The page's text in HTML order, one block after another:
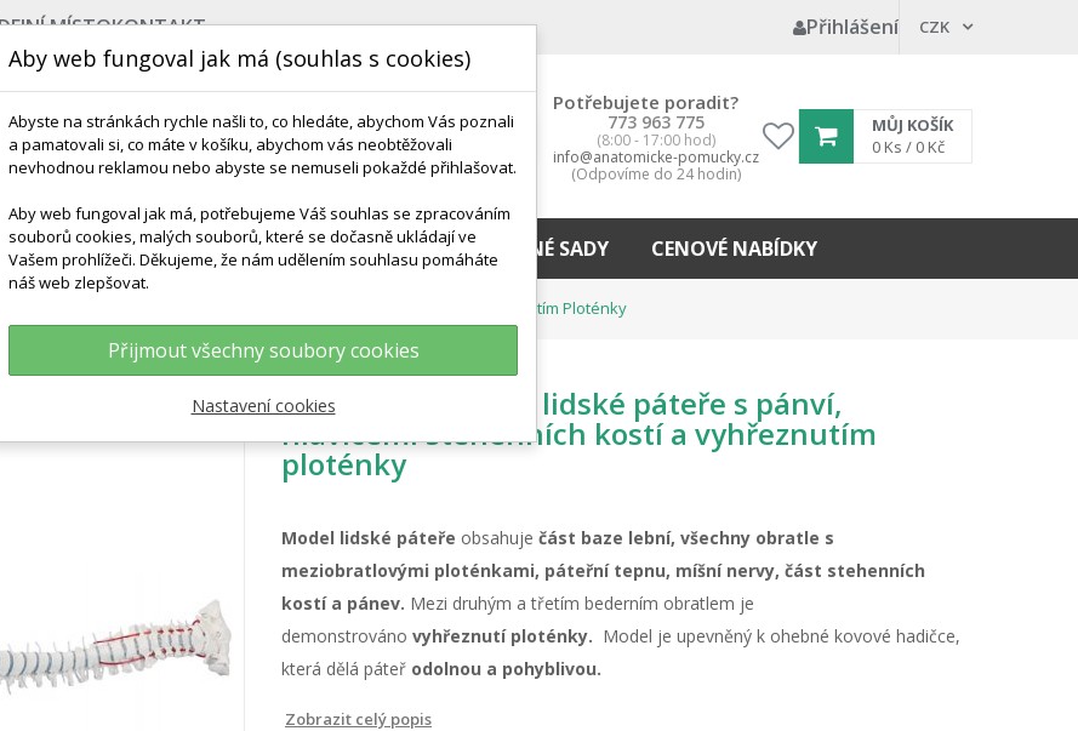
MÍSTOKONTAKT Přihlášení CZK
Potřebujete poradit?
773 963 775
(8:00 - 17:00 hod)
info@anatomicke-pomucky.cz
(Odpovíme do 24 hodin)
My
wishlist
MŮJ KOŠÍK
0 Ks / 0 Kč
NEJPRODÁVANĚJŠÍ VÝCHOVA KE ZDRAVÍ VÝHODNÉ SADY CENOVÉ NABÍDKY
Model Lidské Páteře S Pánví, Hlavicemi Stehenních Kostí A Vyhřeznutím Ploténky
Standardní model lidské páteře s pánví,
hlavicemi stehenních kostí a vyhřeznutím
ploténky
Model lidské páteře obsahuje část baze lební, všechny obratle s
meziobratlovými ploténkami, páteřní tepnu, míšní nervy, část stehenních
kostí a pánev. Mezi druhým a třetím bederním obratlem je
demonstrováno vyhřeznutí ploténky. Model je upevněný k ohebné kovové hadičce,
která dělá páteř odolnou a pohyblivou.
Zobrazit celý popis
Aby web fungoval jak má (souhlas s cookies)
Abyste na stránkách rychle našli to, co hledáte, abychom Vás poznali
a pamatovali si, co máte v košíku, abychom vás neobtěžovali
nevhodnou reklamou nebo abyste se nemuseli pokaždé přihlašovat.
Aby web fungoval jak má, potřebujeme Váš souhlas se zpracováním
souborů cookies, malých souborů, které se dočasně ukládají ve
Vašem prohlížeči. Děkujeme, že nám udělením souhlasu pomáháte
náš web zlepšovat.
Přijmout všechny soubory cookies
Nastavení cookies